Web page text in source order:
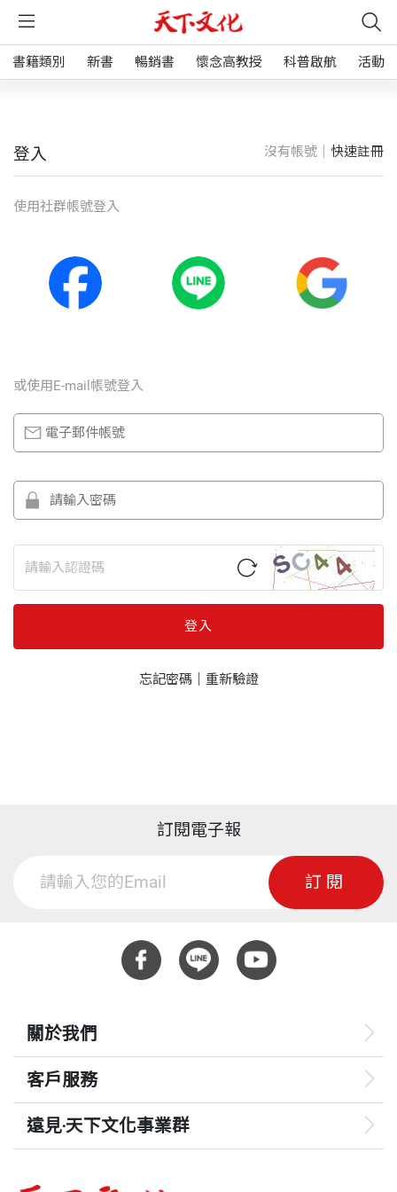
書籍類別 新書 暢銷書 懷念高教授 科普啟航 活動
登入 沒有帳號｜ 快速註冊
使⽤社群帳號登入
或使⽤E-mail帳號登入
登入
忘記密碼｜ 重新驗證
訂閱電子報
訂閱
關於我們
客戶服務
遠見‧天下文化事業群